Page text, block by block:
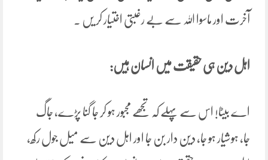
آخرت اور ماسوا اللہ سے بے رغبتی اختیار کر یں ۔
اہل دین ہی حقیقت میں انسان ہیں:
اے بیٹا! اس سے پہلے کہ تجھے مجبور ہو کر جا گنا پڑے، جاگ
جا، ہوشیار ہو جا، دین دار بن جا اور اہل دین سے میل جول رکھ،